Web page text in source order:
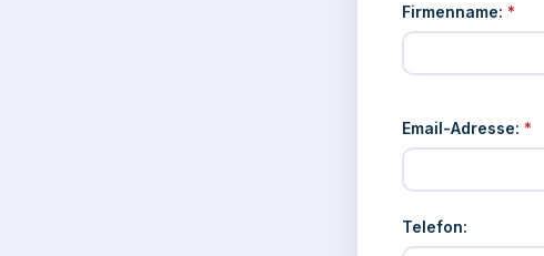
Firmenname: *
Email-Adresse: *
Telefon: